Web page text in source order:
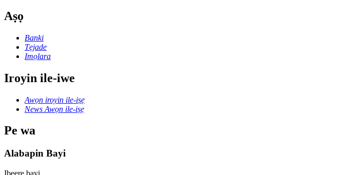
Aṣọ
Banki
Tẹjade
Imọlara
Iroyin ile-iwe
Awọn iroyin ile-iṣẹ
News Awọn ile-iṣẹ
Pe wa
Alabapin Bayi